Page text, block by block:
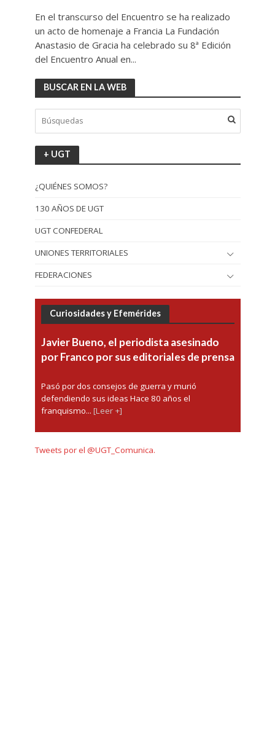
En el transcurso del Encuentro se ha realizado
un acto de homenaje a Francia La Fundación
Anastasio de Gracia ha celebrado su 8ª Edición
del Encuentro Anual en...
BUSCAR EN LA WEB
+ UGT
¿QUIÉNES SOMOS?
130 AÑOS DE UGT
UGT CONFEDERAL
UNIONES TERRITORIALES
FEDERACIONES
Curiosidades y Efemérides
Javier Bueno, el periodista asesinado
por Franco por sus editoriales de prensa
Pasó por dos consejos de guerra y murió
defendiendo sus ideas Hace 80 años el
franquismo... [Leer +]
Tweets por el @UGT_Comunica.